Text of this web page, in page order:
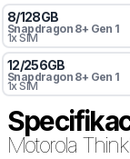
8/128GB
Snapdragon 8+ Gen 1
1x SIM
12/256GB
Snapdragon 8+ Gen 1
1x SIM
Motorola